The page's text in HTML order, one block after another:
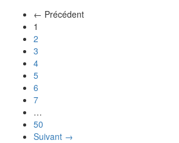
← Précédent
1
2
3
4
5
6
7
…
50
Suivant →